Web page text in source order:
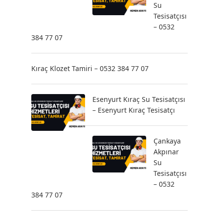
Su
Tesisatçısı
– 0532
384 77 07
Kıraç Klozet Tamiri – 0532 384 77 07
Esenyurt Kıraç Su Tesisatçısı
– Esenyurt Kıraç Tesisatçı
Çankaya
Akpınar
Su
Tesisatçısı
– 0532
384 77 07